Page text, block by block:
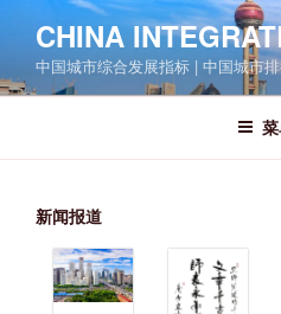
容
CHINA
中国城市综合发展指标 | 中国城市
新闻报道